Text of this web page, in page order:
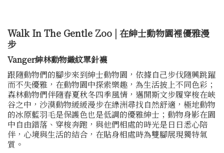
Walk In The Gentle Zoo | 在紳士動物園裡優雅漫
步
Vanger紳林動物織紋單針襪
跟隨動物們的腳步來到紳士動物園，依據自己步伐隨興跳躍
而不失優雅，在動物園中探索樂趣，為生活披上不同色彩；
森林動物們伴隨春夏秋冬四季風情，邁開斯文步履穿梭在峽
谷之中，沙漠動物緩緩漫步在綠洲尋找自然舒適，極地動物
的冰原藍羽毛是保護色也是低調的優雅紳士；動物身影在園
中自由錯落、穿梭奔跑，與他們相處的時光是日日悉心陪
伴，心境與生活的結合，在貼身相處時為雙腳展現獨特氣
質。